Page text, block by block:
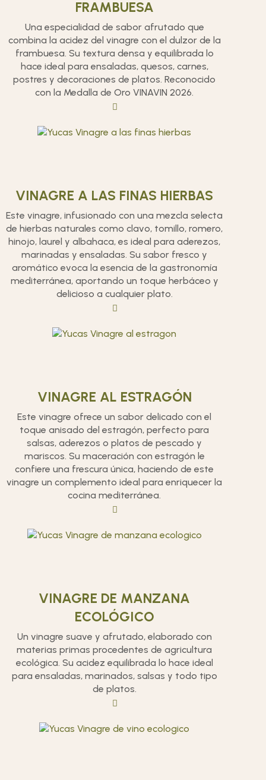
FRAMBUESA
Una especialidad de sabor afrutado que
combina la acidez del vinagre con el dulzor de la
frambuesa. Su textura densa y equilibrada lo
hace ideal para ensaladas, quesos, carnes,
postres y decoraciones de platos. Reconocido
con la Medalla de Oro VINAVIN 2026.
VINAGRE A LAS FINAS HIERBAS
Este vinagre, infusionado con una mezcla selecta
de hierbas naturales como clavo, tomillo, romero,
hinojo, laurel y albahaca, es ideal para aderezos,
marinadas y ensaladas. Su sabor fresco y
aromático evoca la esencia de la gastronomía
mediterránea, aportando un toque herbáceo y
delicioso a cualquier plato.
VINAGRE AL ESTRAGÓN
Este vinagre ofrece un sabor delicado con el
toque anisado del estragón, perfecto para
salsas, aderezos o platos de pescado y
mariscos. Su maceración con estragón le
confiere una frescura única, haciendo de este
vinagre un complemento ideal para enriquecer la
cocina mediterránea.
VINAGRE DE MANZANA
ECOLÓGICO
Un vinagre suave y afrutado, elaborado con
materias primas procedentes de agricultura
ecológica. Su acidez equilibrada lo hace ideal
para ensaladas, marinados, salsas y todo tipo
de platos.